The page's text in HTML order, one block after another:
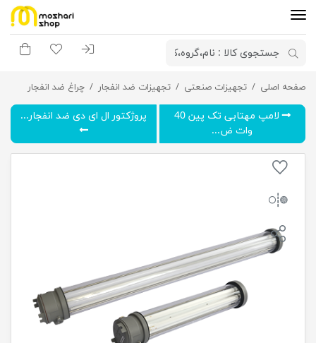
ورود به سیستم
لیست موردسبد
صفحه اصلی تجهیزات صنعتی تجهیزات ضد انفجار چراغ ضد انفجار چراغ اضطراری ضد انفجار گلنور مدل آستریا NF
لامپ مهتابی تک پین 40
وات ض...
پروژکتور ال ای دی ضد انفجار...